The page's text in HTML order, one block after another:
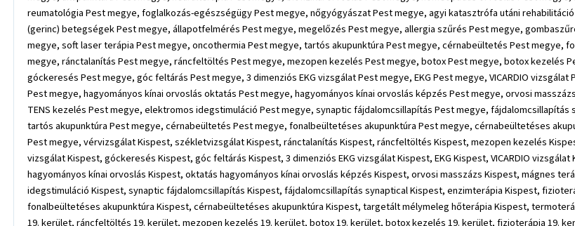
reumatológia Pest megye, foglalkozás-egészségügy Pest megye, nőgyógyászat Pest megye, agyi katasztrófa utáni
(gerinc) betegségek Pest megye, állapotfelmérés Pest megye, megelőzés Pest megye, allergia szűrés Pest megye,
megye, soft laser terápia Pest megye, oncothermia Pest megye, tartós akupunktúra Pest megye, cérnabeültetés Pest megye,
megye, ránctalanítás Pest megye, ráncfeltöltés Pest megye, mezopen kezelés Pest megye, botox Pest megye, botox kezelés
góckeresés Pest megye, góc feltárás Pest megye, 3 dimenziós EKG vizsgálat Pest megye, EKG Pest megye, VICARDIO
Pest megye, hagyományos kínai orvoslás oktatás Pest megye, hagyományos kínai orvoslás képzés Pest megye, orvosi
TENS kezelés Pest megye, elektromos idegstimuláció Pest megye, synaptic fájdalomcsillapítás Pest megye,
tartós akupunktúra Pest megye, cérnabeültetés Pest megye, fonalbeültetéses akupunktúra Pest megye, cérnabeültetéses
Pest megye, vérvizsgálat Kispest, székletvizsgálat Kispest, ránctalanítás Kispest, ráncfeltöltés Kispest, mezopen kezelés
vizsgálat Kispest, góckeresés Kispest, góc feltárás Kispest, 3 dimenziós EKG vizsgálat Kispest, EKG Kispest, VICARDIO
hagyományos kínai orvoslás Kispest, oktatás hagyományos kínai orvoslás képzés Kispest, orvosi masszázs Kispest, mágnes
idegstimuláció Kispest, synaptic fájdalomcsillapítás Kispest, fájdalomcsillapítás synaptical Kispest, enzimterápia Kispest,
fonalbeültetéses akupunktúra Kispest, cérnabeültetéses akupunktúra Kispest, targetált mélymeleg hőterápia Kispest,
19. kerület, ráncfeltöltés 19. kerület, mezopen kezelés 19. kerület, botox 19. kerület, botox kezelés 19. kerület, fizioterápia 19.